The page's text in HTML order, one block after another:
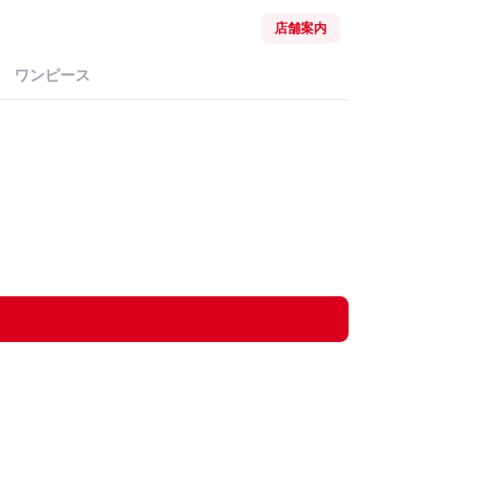
店舗案内
ワンピース